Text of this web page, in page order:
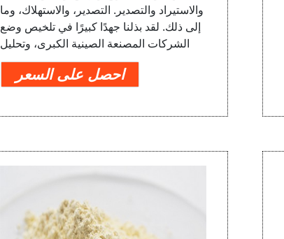
والاستيراد والتصدير. التصدير، والاستهلاك، وما
إلى ذلك. لقد بذلنا جهدًا كبيرًا في تلخيص وضع
الشركات المصنعة الصينية الكبرى، وتحليل
احصل على السعر